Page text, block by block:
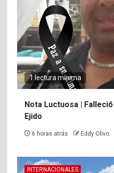
1 lectura mínima
Nota Luctuosa |
Ejido
6 horas atrás Eddy Olivo
INTERNACIONALES